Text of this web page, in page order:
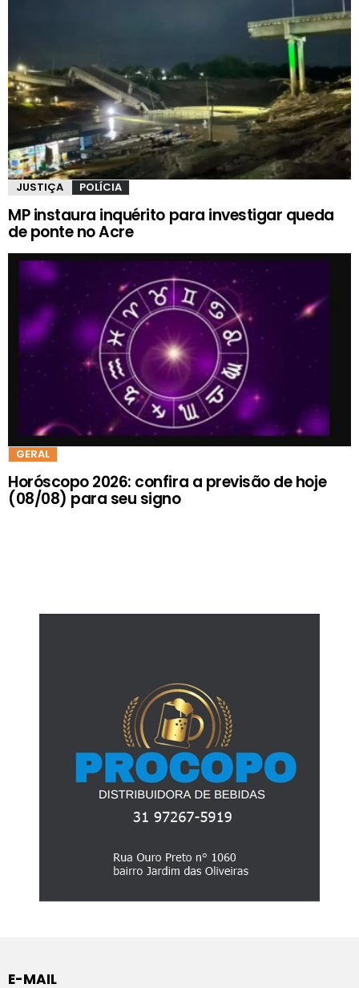
JUSTIÇA POLÍCIA
MP instaura inquérito para investigar queda
de ponte no Acre
GERAL
Horóscopo 2026: confira a previsão de hoje
(08/08) para seu signo
E-MAIL